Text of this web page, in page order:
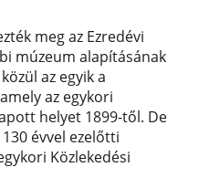
meg az Ezredévi
múzeum alapításának
az egyik a
az egykori
helyet 1899-től. De
évvel ezelőtti
Közlekedési